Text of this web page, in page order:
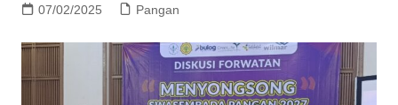
07/02/2025 Pangan